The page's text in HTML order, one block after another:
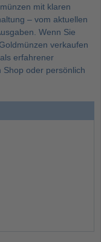
mit klaren
– vom aktuellen
Wenn Sie
verkaufen
erfahrener
oder persönlich